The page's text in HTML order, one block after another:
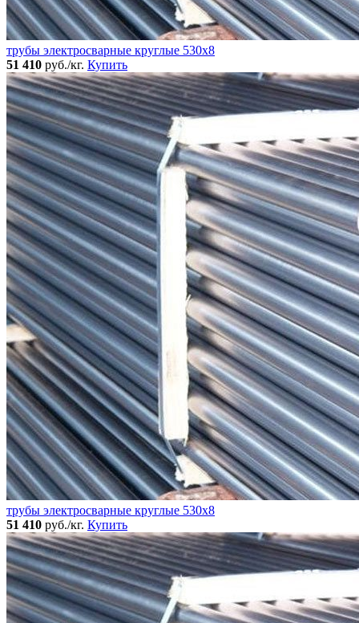
трубы электросварные круглые 530x8
51 410 руб./кг. Купить
трубы электросварные круглые 530x8
51 410 руб./кг. Купить